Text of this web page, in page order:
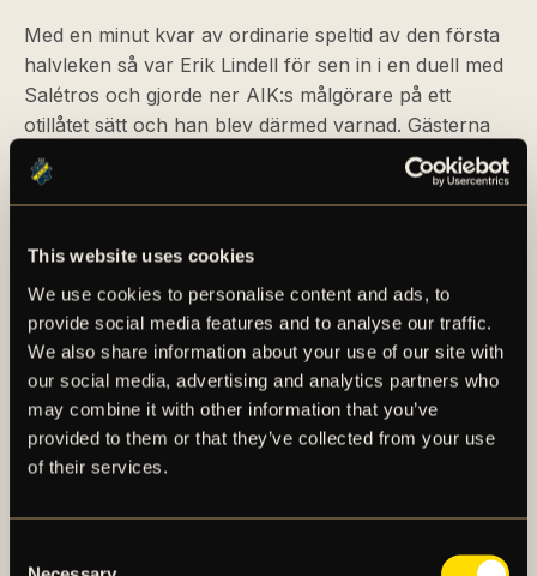
This website uses cookies
We use cookies to personalise content and ads, to
provide social media features and to analyse our traffic.
We also share information about your use of our site with
our social media, advertising and analytics partners who
may combine it with other information that you’ve
provided to them or that they’ve collected from your use
of their services.
Med en minut kvar av ordinarie speltid av den första
halvleken så var Erik Lindell för sen in i en duell med
Salétros och gjorde ner AIK:s målgörare på ett
otillåtet sätt och han blev därmed varnad. Gästerna
gjorda sina försök att få in en kvittering innan den
första akten var färdigspelad, men AIK hade bra
cupmötet när de första 45 var spelade.
När de 15 vilominuterna var över så stegade bägge
lag ut på planen igen för att spela färdigt fredagens
cupmöte. Kl 19:34 blåste dagens huvuddomare,
Farouk Nehdi, i visselpipan och gästerna satte bollen
åter i spel. Det dröjde fram till den 50:e matchminuten
innan den första riktiga